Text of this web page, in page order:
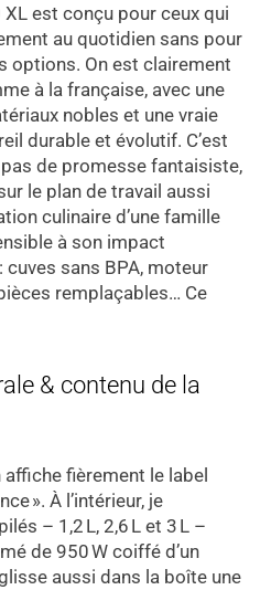
est conçu pour ceux qui
au quotidien sans pour
options. On est clairement
à la française, avec une
nobles et une vraie
durable et évolutif. C’est
de promesse fantaisiste,
le plan de travail aussi
culinaire d’une famille
à son impact
sans BPA, moteur
remplaçables… Ce
& contenu de la
fièrement le label
». À l’intérieur, je
– 1,2 L, 2,6 L et 3 L –
de 950 W coiffé d’un
aussi dans la boîte une